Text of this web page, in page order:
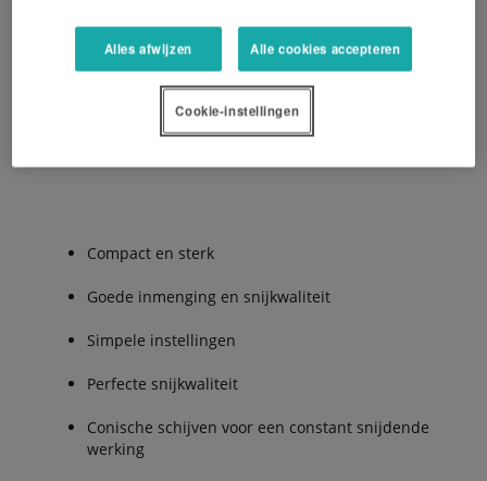
CD2000T half gedragen frame
Compact en sterk
Goede inmenging en snijkwaliteit
Simpele instellingen
Perfecte snijkwaliteit
Conische schijven voor een constant snijdende
werking
Alles afwijzen Alle cookies accepteren
Cookie-instellingen